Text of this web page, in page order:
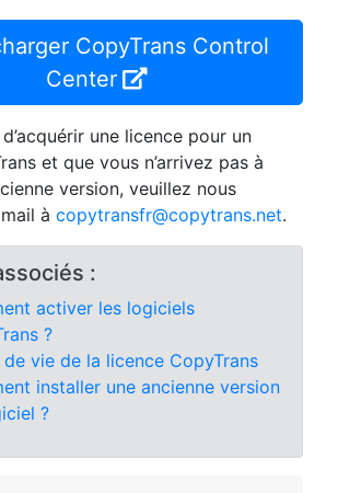
CopyTrans Control
Center
une licence pour un
et que vous n’arrivez pas à
version, veuillez nous
à copytransfr@copytrans.net.
:
activer les logiciels
?
de vie de la licence CopyTrans
installer une ancienne version
?